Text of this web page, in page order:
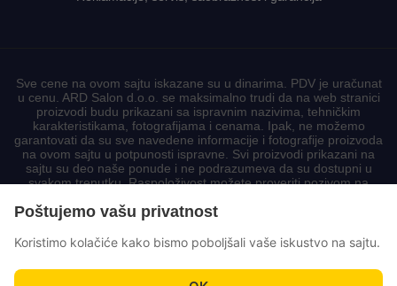
Sve cene na ovom sajtu iskazane su u dinarima. PDV je uračunat
u cenu. ARD Salon d.o.o. se maksimalno trudi da na web stranici
proizvodi budu prikazani sa ispravnim nazivima, tehničkim
karakteristikama, fotografijama i cenama. Ipak, ne možemo
garantovati da su sve navedene informacije i fotografije proizvoda
na ovom sajtu u potpunosti ispravne. Svi proizvodi prikazani na
sajtu su deo naše ponude i ne podrazumeva da su dostupni u
svakom trenutku. Raspoloživost možete proveriti pozivom na
Poštujemo vašu privatnost
Koristimo kolačiće kako bismo poboljšali vaše iskustvo na sajtu.